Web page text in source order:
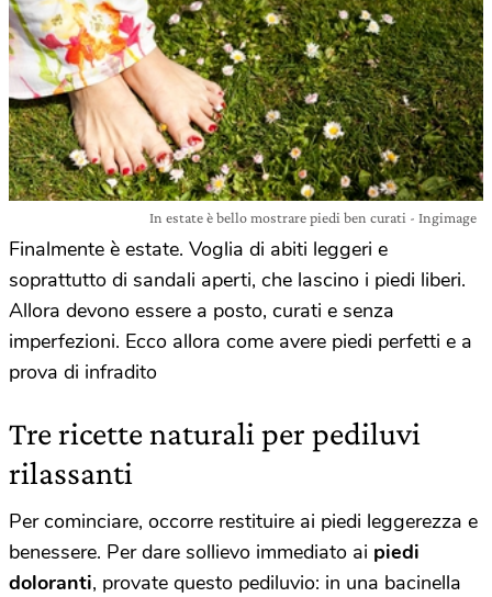
In estate è bello mostrare piedi ben curati - Ingimage
Finalmente è estate. Voglia di abiti leggeri e
soprattutto di sandali aperti, che lascino i piedi liberi.
Allora devono essere a posto, curati e senza
imperfezioni. Ecco allora come avere piedi perfetti e a
prova di infradito
Tre ricette naturali per pediluvi
rilassanti
Per cominciare, occorre restituire ai piedi leggerezza e
benessere. Per dare sollievo immediato ai piedi
doloranti, provate questo pediluvio: in una bacinella